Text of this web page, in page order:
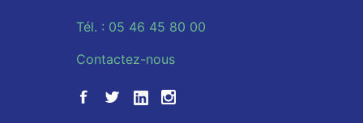
Tél. : 05 46 45 80 00
Contactez-nous